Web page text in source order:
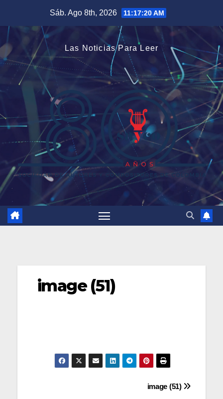
contenido
Sáb. Ago 8th, 2026 11:17:20 AM
Las Noticias Para Leer
image (51)
image (51)